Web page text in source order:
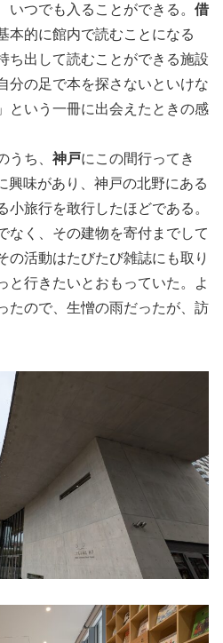
いつでも入ることができる。 借
本的に館内で読むことになる
ち出して読むことができる施設
分の足で本を探さないといけな
という一冊に出会えたときの感
ち、 神戸にこの間行ってき
興味があり、神戸の北野にある
旅行を敢行したほどである。
なく、その建物を寄付までして
の活動はたびたび雑誌にも取り
と行きたいとおもっていた。よ
たので、生憎の雨だったが、訪